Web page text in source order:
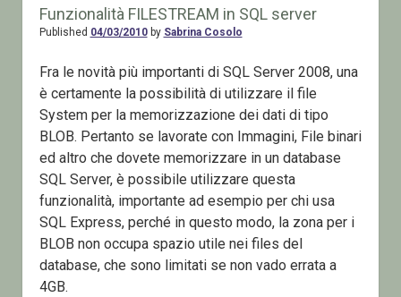
Funzionalità FILESTREAM in SQL server
Published 04/03/2010by Sabrina Cosolo
Fra le novità più importanti di SQL Server 2008, una
è certamente la possibilità di utilizzare il file
System per la memorizzazione dei dati di tipo
BLOB. Pertanto se lavorate con Immagini, File binari
ed altro che dovete memorizzare in un database
SQL Server, è possibile utilizzare questa
funzionalità, importante ad esempio per chi usa
SQL Express, perché in questo modo, la zona per i
BLOB non occupa spazio utile nei files del
database, che sono limitati se non vado errata a
4GB.